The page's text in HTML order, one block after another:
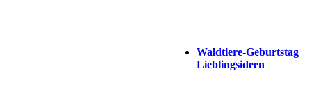
Waldtiere-Geburtstag
Lieblingsideen